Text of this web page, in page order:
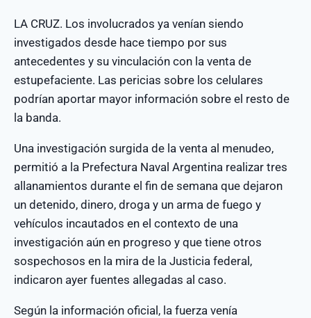
LA CRUZ. Los involucrados ya venían siendo
investigados desde hace tiempo por sus
antecedentes y su vinculación con la venta de
estupefaciente. Las pericias sobre los celulares
podrían aportar mayor información sobre el resto de
la banda.
Una investigación surgida de la venta al menudeo,
permitió a la Prefectura Naval Argentina realizar tres
allanamientos durante el fin de semana que dejaron
un detenido, dinero, droga y un arma de fuego y
vehículos incautados en el contexto de una
investigación aún en progreso y que tiene otros
sospechosos en la mira de la Justicia federal,
indicaron ayer fuentes allegadas al caso.
Según la información oficial, la fuerza venía